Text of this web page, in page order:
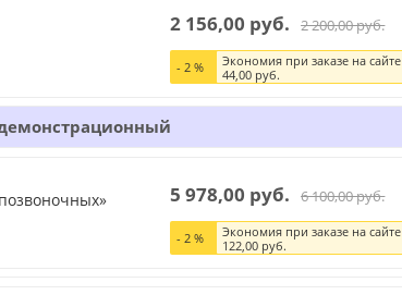
2 156,00 руб. 2 200,00 руб.
- 2%
Экономия при заказе на сайте
44,00 руб.
5 978,00 руб. 6 100,00 руб.
- 2%
Экономия при заказе на сайте
122,00 руб.